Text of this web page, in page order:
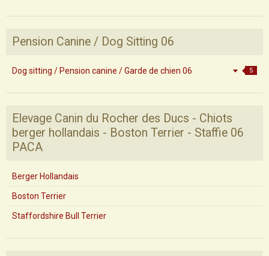
Pension Canine / Dog Sitting 06
Dog sitting / Pension canine / Garde de chien 06 5
Elevage Canin du Rocher des Ducs - Chiots
berger hollandais - Boston Terrier - Staffie 06
PACA
Berger Hollandais
Boston Terrier
Staffordshire Bull Terrier